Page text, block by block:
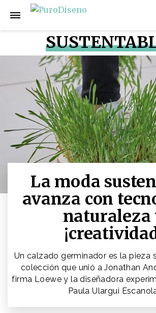
La moda
avanza con
naturaleza
Un calzado germinador es la pieza
colección que unió a Jonathan
firma Loewe y la diseñadora
Paula Ulargui